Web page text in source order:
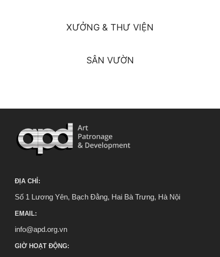
XƯỞNG & THƯ VIỆN
SÂN VƯỜN
ĐỊA CHỈ:
Số 1 Lương Yên, Bạch Đằng, Hai Bà Trưng, Hà Nội
EMAIL:
info@apd.org.vn
GIỜ HOẠT ĐỘNG: